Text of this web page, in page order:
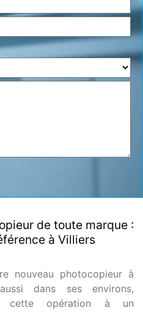
de toute marque :
à Villiers
nouveau photocopieur à
dans ses environs,
cette opération à un